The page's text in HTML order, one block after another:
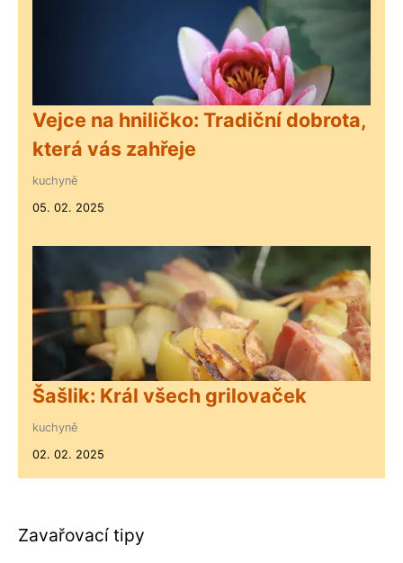
Vejce na hniličko: Tradiční dobrota,
která vás zahřeje
kuchyně
05. 02. 2025
Šašlik: Král všech grilovaček
kuchyně
02. 02. 2025
Zavařovací tipy